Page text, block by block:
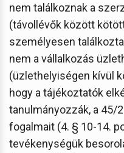
nem találkoznak a
(távollévők között
személyesen
nem a vállalkozás
(üzlethelyiségen kívül
hogy a tájékoztatók
tanulmányozzák, a 45/
fogalmait (4. § 10-14.
tevékenységük